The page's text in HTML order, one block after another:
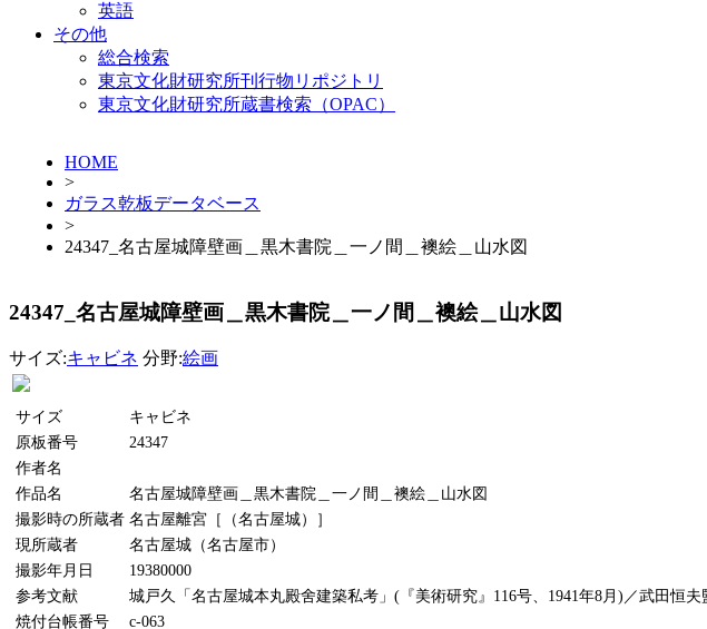
英語
その他
総合検索
東京文化財研究所刊行物リポジトリ
東京文化財研究所蔵書検索（OPAC）
HOME
>
ガラス乾板データベース
>
24347_名古屋城障壁画＿黒木書院＿一ノ間＿襖絵＿山水図
24347_名古屋城障壁画＿黒木書院＿一ノ間＿襖絵＿山水図
サイズ:キャビネ 分野:絵画
サイズ
キャビネ
原板番号
24347
作者名
作品名
名古屋城障壁画＿黒木書院＿一ノ間＿襖絵＿山水図
撮影時の所蔵者 名古屋離宮［（名古屋城）］
現所蔵者
名古屋城（名古屋市）
撮影年月日
19380000
参考文献
城戸久「名古屋城本丸殿舍建築私考」(『美術研究』116号、1941年8月)／武田恒
焼付台帳番号
c-063